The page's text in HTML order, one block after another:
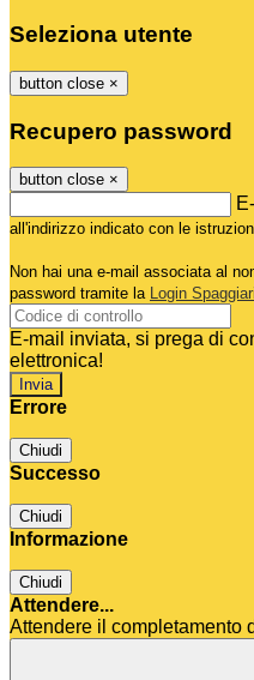
Seleziona utente
button close ×
Recupero password
button close ×
all'indirizzo indicato con le
Non hai una e-mail associata al
password tramite la Login Spaggiari
E-mail inviata, si prega di
elettronica!
Errore
Chiudi
Successo
Chiudi
Informazione
Chiudi
Attendere...
Attendere il completamento